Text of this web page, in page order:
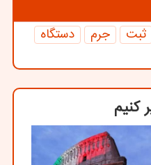
ثبت جرم
دستگاه
كنیم